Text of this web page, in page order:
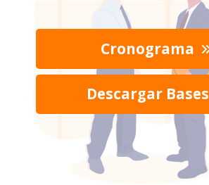
Cronograma
Descargar Bases